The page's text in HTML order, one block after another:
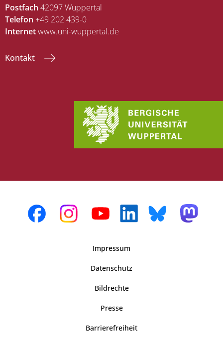
Postfach 42097 Wuppertal
Telefon +49 202 439-0
Internetwww.uni-wuppertal.de
Kontakt
Impressum
Datenschutz
Bildrechte
Presse
Barrierefreiheit